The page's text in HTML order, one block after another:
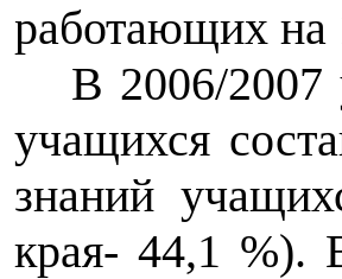
работающих на
В 2006/2007
учащихся
знаний
края- 44,1 %).